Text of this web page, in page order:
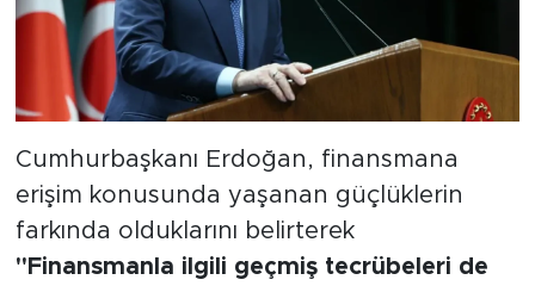
Cumhurbaşkanı Erdoğan, finansmana
erişim konusunda yaşanan güçlüklerin
farkında olduklarını belirterek
"Finansmanla ilgili geçmiş tecrübeleri de
SAĞLIK
SİYASET
MEDYA KÖŞESİ
FOTO GALERİ
VİDEOLAR